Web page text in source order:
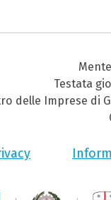
Testata
delle Imprese di